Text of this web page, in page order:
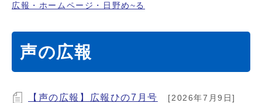
広報・ホームページ・日野め~る
声の広報
【声の広報】広報ひの7月号
[2026年7月9日]